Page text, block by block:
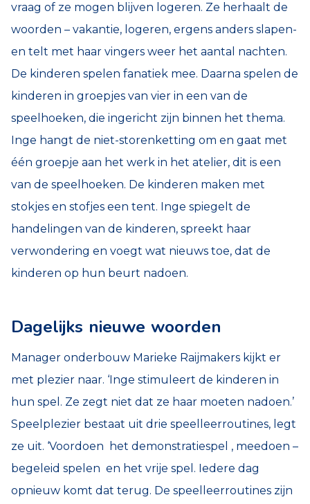
vraag of ze mogen blijven logeren. Ze herhaalt de
woorden – vakantie, logeren, ergens anders slapen-
en telt met haar vingers weer het aantal nachten.
De kinderen spelen fanatiek mee. Daarna spelen de
kinderen in groepjes van vier in een van de
speelhoeken, die ingericht zijn binnen het thema.
Inge hangt de niet-storenketting om en gaat met
één groepje aan het werk in het atelier, dit is een
van de speelhoeken. De kinderen maken met
stokjes en stofjes een tent. Inge spiegelt de
handelingen van de kinderen, spreekt haar
verwondering en voegt wat nieuws toe, dat de
kinderen op hun beurt nadoen.
Dagelijks nieuwe woorden
Manager onderbouw Marieke Raijmakers kijkt er
met plezier naar. ‘Inge stimuleert de kinderen in
hun spel. Ze zegt niet dat ze haar moeten nadoen.’
Speelplezier bestaat uit drie speelleerroutines, legt
ze uit. ‘Voordoen het demonstratiespel , meedoen –
begeleid spelen en het vrije spel. Iedere dag
opnieuw komt dat terug. De speelleerroutines zijn